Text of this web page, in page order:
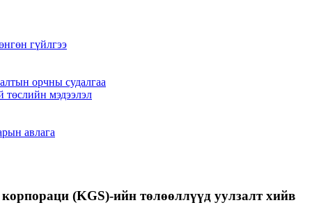
гүйлгээ
орчны судалгаа
төслийн мэдээлэл
авлага
(KGS)-ийн төлөөллүүд уулзалт хийв